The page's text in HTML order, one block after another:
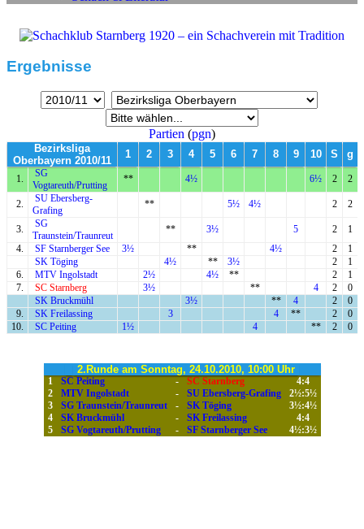
Ergebnisse
Partien (pgn)
Bezirksliga
Oberbayern 2010/11
1 2 3 4 5 6 7 8 9 10 S g
1.
SG
Vogtareuth/Prutting
** 4½ 6½ 2 2
2.
SU Ebersberg-
Grafing
** 5½ 4½ 2 2
3.
SG
Traunstein/Traunreut
** 3½ 5 2 1
4.
SF Starnberger See 3½ ** 4½ 2 1
SK Töging
4½ ** 3½ 2 1
6.
MTV Ingolstadt 2½ 4½ ** 2 1
7.
SC Starnberg 3½ ** 4 2 0
SK Bruckmühl
3½ ** 4 2 0
9.
SK Freilassing 3 4 ** 2 0
10.
SC Peiting 1½ 4 ** 2 0
2.Runde am Sonntag, 24.10.2010, 10:00 Uhr
1 SC Peiting - SC Starnberg
4:4
2
MTV Ingolstadt - SU Ebersberg-Grafing
2½:5½
3
SG Traunstein/Traunreut - SK Töging
3½:4½
4
SK Bruckmühl - SK Freilassing
4:4
5
SG Vogtareuth/Prutting - SF Starnberger See 4½:3½